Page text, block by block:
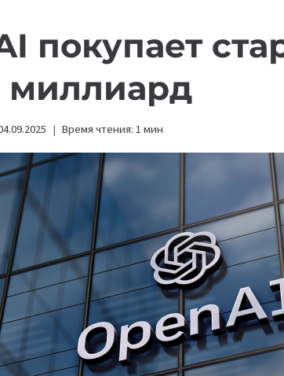
покупает
миллиард
Время чтения: 1 мин